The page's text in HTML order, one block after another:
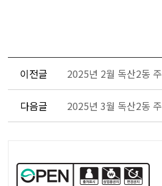
이전글
다음글
공